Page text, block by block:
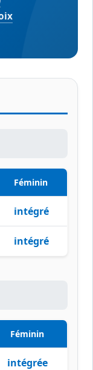
Féminin
intégré
intégré
Féminin
intégrée